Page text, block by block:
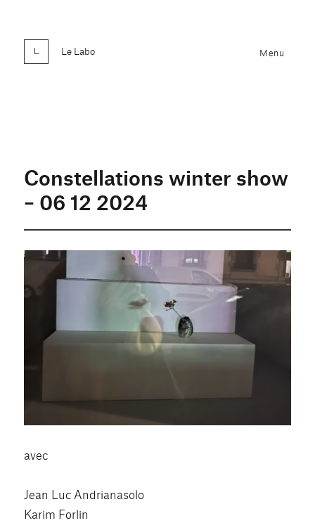
Le Labo Menu
Constellations winter show
– 06 12 2024
avec
Jean Luc Andrianasolo
Karim Forlin